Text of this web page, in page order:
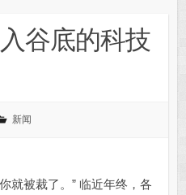
谷底的科技
新闻
被裁了。” 临近年终，各